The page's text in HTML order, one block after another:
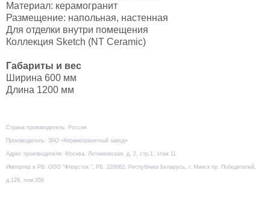
Материал: керамогранит
Размещение: напольная, настенная
Для отделки внутри помещения
Коллекция Sketch (NT Ceramic)
Габариты и вес
Ширина 600 мм
Длина 1200 мм
Страна производитель: Россия
Производитель: ЗАО «Керамогранитный завод»
Адрес производителя: Москва, Летниковская, д. 2, стр.1, этаж 11
Импортер в РБ: ООО "Флорсток ", РБ, 220062, Республика Беларусь, г. Минск пр. Победителей,
д.129, пом.358